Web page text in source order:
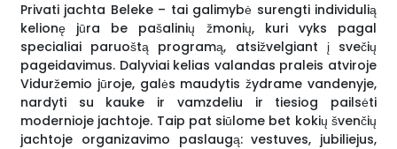
Privati jachta Beleke – tai galimybė surengti individulią
kelionę jūra be pašalinių žmonių, kuri vyks pagal
specialiai paruoštą programą, atsižvelgiant į svečių
pageidavimus. Dalyviai kelias valandas praleis atviroje
Viduržemio jūroje, galės maudytis žydrame vandenyje,
nardyti su kauke ir vamzdeliu ir tiesiog pailsėti
modernioje jachtoje. Taip pat siūlome bet kokių švenčių
jachtoje organizavimo paslaugą: vestuves, jubiliejus,